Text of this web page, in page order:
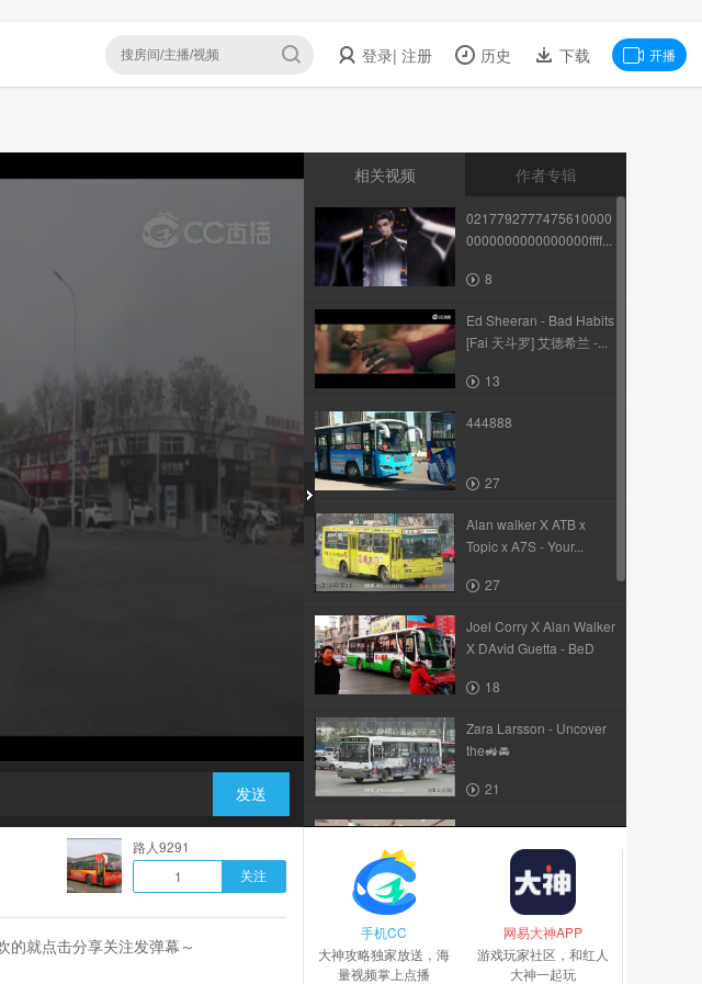
登录| 注册 历史 下载 开播
发送
相关视频 作者专辑
0217792777475610000
0000000000000000ffff...
8
Ed Sheeran - Bad Habits
[Fai 天斗罗] 艾德希兰 -...
13
444888
27
Alan walker X ATB x
Topic x A7S - Your...
27
Joel Corry X Alan Walker
X DAvid Guetta - BeD
18
Zara Larsson - Uncover
the🚜🚘
21
David Guetta B -Sia - let
0 695596
路人9291
1
关注
的就点击分享关注发弹幕～
手机CC
大神攻略独家放送，海
量视频掌上点播
网易大神APP
游戏玩家社区，和红人
大神一起玩